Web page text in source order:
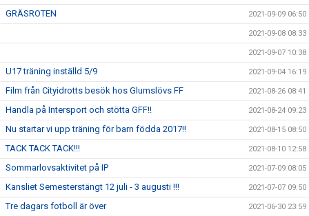
GRÄSROTEN 2021-09-09 06:50
2021-09-08 08:33
2021-09-07 10:38
U17 träning inställd 5/9 2021-09-04 16:19
Film från Cityidrotts besök hos Glumslövs FF 2021-08-26 08:41
Handla på Intersport och stötta GFF!! 2021-08-24 09:23
Nu startar vi upp träning för barn födda 2017!! 2021-08-15 08:50
TACK TACK TACK!!! 2021-08-10 12:58
Sommarlovsaktivitet på IP 2021-07-09 08:05
Kansliet Semesterstängt 12 juli - 3 augusti !!! 2021-07-07 09:50
Tre dagars fotboll är över 2021-06-30 23:59